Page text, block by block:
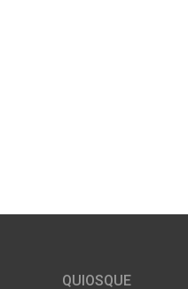
QUIOSQUE